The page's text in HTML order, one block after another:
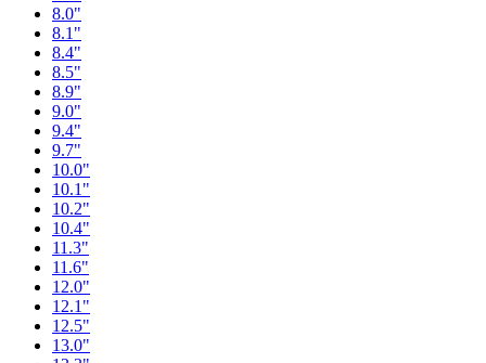
8.0"
8.1"
8.4"
8.5"
8.9"
9.0"
9.4"
9.7"
10.0"
10.1"
10.2"
10.4"
11.3"
11.6"
12.0"
12.1"
12.5"
13.0"